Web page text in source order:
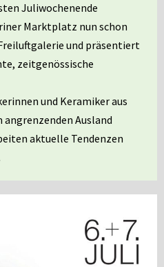
Juliwochenende
Marktplatz nun schon
und präsentiert
zeitgenössische
und Keramiker aus
angrenzenden Ausland
aktuelle Tendenzen